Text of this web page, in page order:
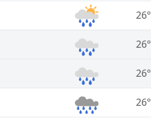
26°
26°
26°
26°